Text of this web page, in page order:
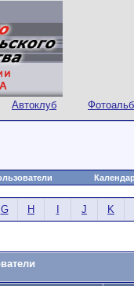
Автоклуб
G H J K